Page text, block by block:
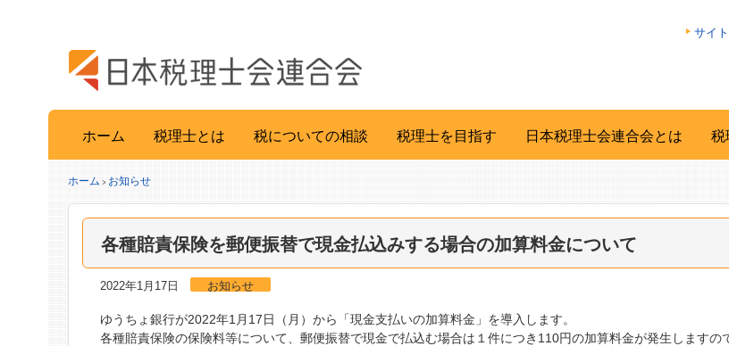
サイ
ホーム 税理士とは 税についての相談 税理士を目指す 日本税理士会連合会とは 税
ホーム > お知らせ
各種賠責保険を郵便振替で現金払込みする場合の加算料金について
2022年1月17日 お知らせ
ゆうちょ銀行が2022年1月17日（月）から「現金支払いの加算料金」を導入します。
各種賠責保険の保険料等について、郵便振替で現金で払込む場合は１件につき110円の加算料金が発生しますの